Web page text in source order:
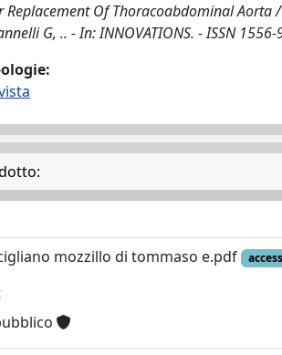
Replacement Of Thoracoabdominal Aorta
G, .. - In: INNOVATIONS. - ISSN
mozzillo di tommaso e.pdf